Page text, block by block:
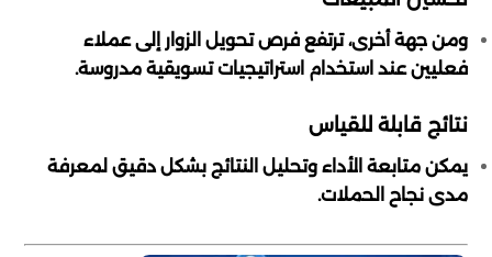
ومن جهة أخرى، ترتفع فرص تحويل الزوار إلى عملاء
فعليين عند استخدام استراتيجيات تسويقية مدروسة.
نتائج قابلة للقياس
يمكن متابعة الأداء وتحليل النتائج بشكل دقيق لمعرفة
مدى نجاح الحملات.